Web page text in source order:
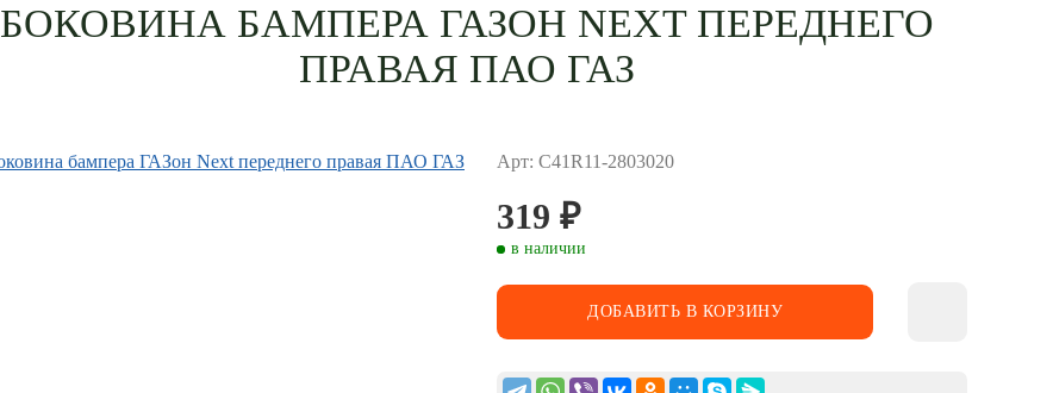
БОКОВИНА БАМПЕРА ГАЗОН NEXT ПЕРЕДНЕГО
ПРАВАЯ ПАО ГАЗ
Арт: С41R11-2803020
319 ₽
в наличии
ДОБАВИТЬ В КОРЗИНУ